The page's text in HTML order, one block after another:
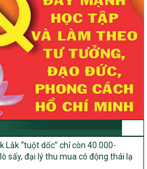
Chương trình mục tiều quốc gia xây
bền vững và phát triển kinh tế –
thiểu số và miền núi giai đoạn 2026
một số nội dung Chương trình
nông thôn mới, giảm nghèo bền
hội vùng đồng bào dân tộc thiểu
2030 thuộc phạm vi quản lý nhà
trường
TTg
và quy trình đánh giá, phân hạng
Lắk “tuột dốc” chỉ còn 40.000-
sấy, đại lý thu mua có động thái lạ